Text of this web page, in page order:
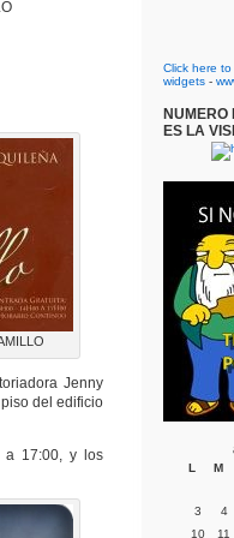
Jenny
del edificio
a 17:00, y los
Click here
widgets -
NUMERO
ES LA
L M
3
4
10
11